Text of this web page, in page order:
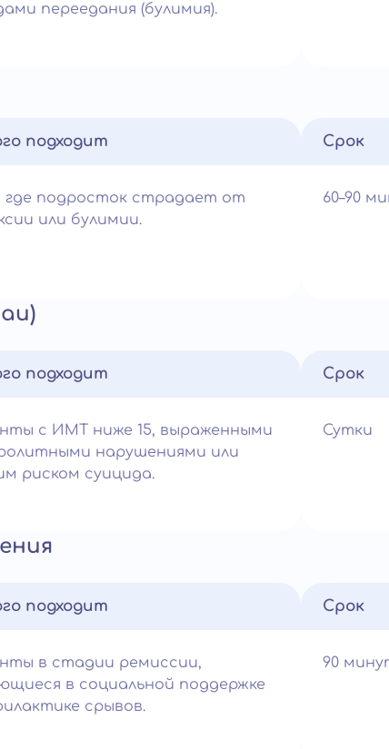
переедания (булимия).
подходит
где подросток страдает от
или булимии.
Срок
60–90
подходит
с ИМТ ниже 15, выраженными
нарушениями или
риском суицида.
Срок
Сутки
подходит
в стадии ремиссии,
в социальной поддержке
срывов.
Срок
90